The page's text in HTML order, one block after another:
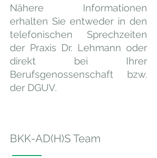
Nähere Informationen
erhalten Sie entweder in den
telefonischen Sprechzeiten
der Praxis Dr. Lehmann oder
direkt bei Ihrer
Berufsgenossenschaft bzw.
der DGUV.
BKK-AD(H)S Team